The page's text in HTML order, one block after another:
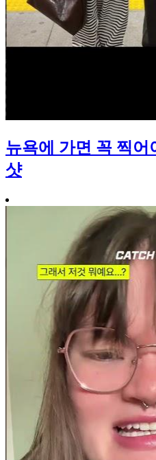
뉴욕에 가면 꼭 찍어
샷